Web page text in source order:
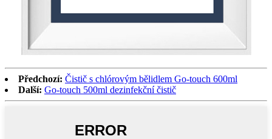
Předchozí: Čistič s chlórovým bělidlem Go-touch 600ml
Další: Go-touch 500ml dezinfekční čistič